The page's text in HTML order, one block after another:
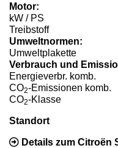
Motor:
kW / PS
Treibstoff
Umweltnormen:
Umweltplakette
Verbrauch und
Energieverbr. komb.
CO2-Emissionen komb.
CO2-Klasse
Standort
Details zum Citroën